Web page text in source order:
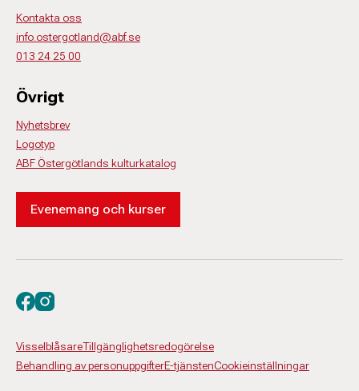
Kontakta oss
info.ostergotland@abf.se
013 24 25 00
Övrigt
Nyhetsbrev
Logotyp
ABF Östergötlands kulturkatalog
Evenemang och kurser
VisselblåsareTillgänglighetsredogörelse
Behandling av personuppgifterE-tjänstenCookieinställningar
Besök oss på facebook
Besök oss på instagram